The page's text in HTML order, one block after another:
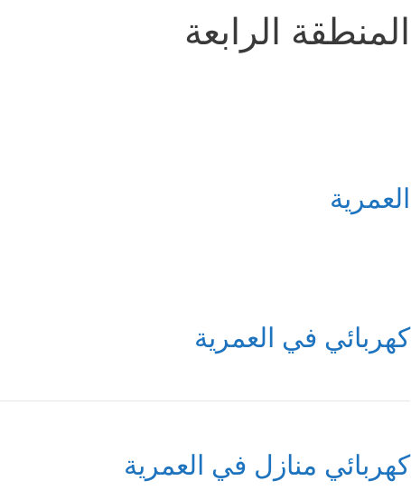
المنطقة الرابعة
العمرية
كهربائي في العمرية
كهربائي منازل في العمرية